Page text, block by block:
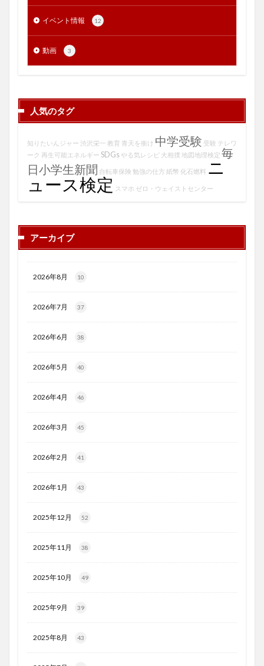
イベント情報 12
動画 3
人気のタグ
知りたいんジャー 渋沢栄一 教育 青天を衝け 中学受験 受験 テレワ
ーク 再生可能エネルギー SDGs やる気レシピ 大相撲 地図地理検定 毎
日小学生新聞 自転車保険 勉強の仕方 紙幣 化石燃料 ニ
ュース検定 スマホ ゼロ・ウェイストセンター
アーカイブ
2026年8月 10
2026年7月 37
2026年6月 38
2026年5月 40
2026年4月 46
2026年3月 45
2026年2月 41
2026年1月 43
2025年12月 52
2025年11月 38
2025年10月 49
2025年9月 39
2025年8月 43